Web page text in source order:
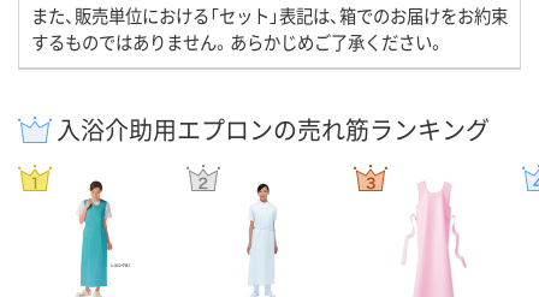
また、販売単位における「セット」表記は、箱でのお届けをお約束
するものではありません。あらかじめご了承ください。
入浴介助用エプロンの売れ筋ランキング